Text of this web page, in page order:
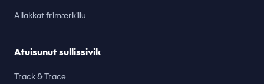
Allakkat frimærkillu
Atuisunut sullissivik
Track & Trace